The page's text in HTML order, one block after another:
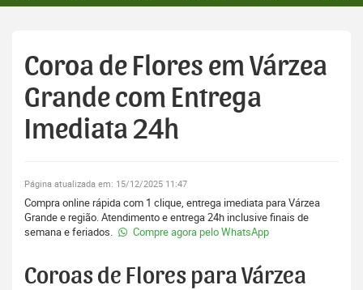
Coroa de Flores em Várzea
Grande com Entrega
Imediata 24h
Página atualizada em: 15/12/2025 11:47
Compra online rápida com 1 clique, entrega imediata para Várzea
Grande e região. Atendimento e entrega 24h inclusive finais de
semana e feriados.
Compre agora pelo WhatsApp
Coroas de Flores para Várzea